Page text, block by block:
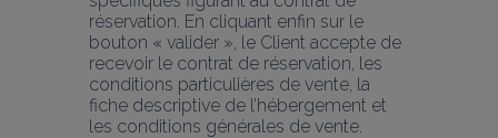
réservation. En cliquant enfin sur le
bouton « valider », le Client accepte de
recevoir le contrat de réservation, les
conditions particulières de vente, la
fiche descriptive de l’hébergement et
les conditions générales de vente.